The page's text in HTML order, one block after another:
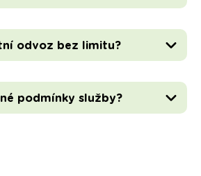
odvoz bez limitu?
podmínky služby?